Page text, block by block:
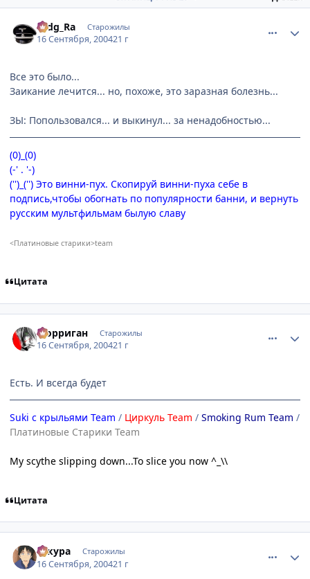
Hidg_Ra Старожилы
16 Сентября, 200421 г
Все это было...
Заикание лечится... но, похоже, это заразная болезнь...
ЗЫ: Попользовался... и выкинул... за ненадобностью...
(0)_(0)
(-' . '-)
('')_('') Это винни-пух. Скопируй винни-пуха себе в
подпись,чтобы обогнать по популярности банни, и вернуть
русским мультфильмам былую славу
<Платиновые старики>team
Цитата
Морриган Старожилы
16 Сентября, 200421 г
Есть. И всегда будет
Suki с крыльями Team / Циркуль Team / Smoking Rum Team /
Платиновые Старики Team
My scythe slipping down...To slice you now ^_\\
Цитата
сакура Старожилы
16 Сентября, 200421 г